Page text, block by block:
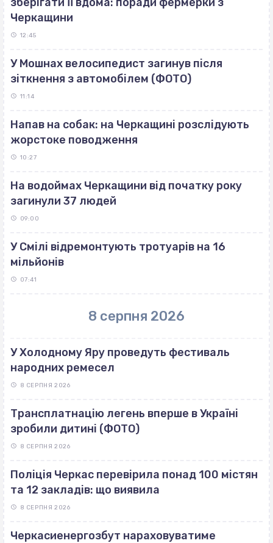
Черкащини
12:45
У Мошнах велосипедист загинув після
зіткнення з автомобілем (ФОТО)
11:14
Напав на собак: на Черкащині розслідують
жорстоке поводження
10:27
На водоймах Черкащини від початку року
загинули 37 людей
09:00
У Смілі відремонтують тротуарів на 16
мільйонів
07:41
8 серпня 2026
У Холодному Яру проведуть фестиваль
народних ремесел
8 СЕРПНЯ 2026
Трансплатнацію легень вперше в Україні
зробили дитині (ФОТО)
8 СЕРПНЯ 2026
Поліція Черкас перевірила понад 100 містян
та 12 закладів: що виявила
8 СЕРПНЯ 2026
Черкасиенергозбут нараховуватиме